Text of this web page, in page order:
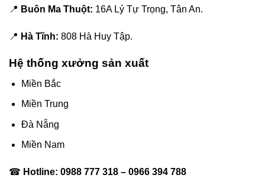
📍 Buôn Ma Thuột: 16A Lý Tự Trọng, Tân An.
📍 Hà Tĩnh: 808 Hà Huy Tập.
Hệ thống xưởng sản xuất
Miền Bắc
Miền Trung
Đà Nẵng
Miền Nam
☎ Hotline: 0988 777 318 – 0966 394 788